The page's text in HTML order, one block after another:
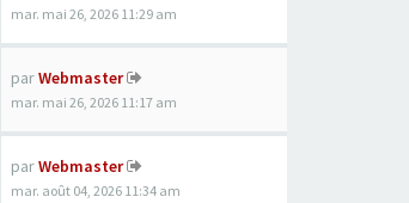
mar. mai 26, 2026 11:29 am
parWebmaster
mar. mai 26, 2026 11:17 am
parWebmaster
mar. août 04, 2026 11:34 am